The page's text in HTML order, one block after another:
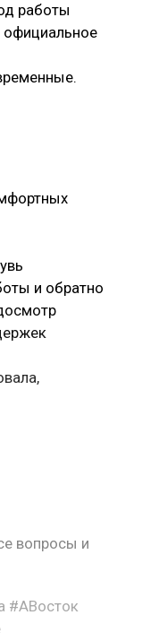
работы
официальное
и обратно
вопросы и
#АВосток